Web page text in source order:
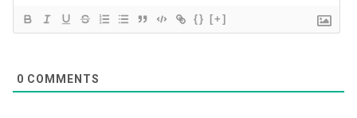
{} [+]
0 COMMENTS